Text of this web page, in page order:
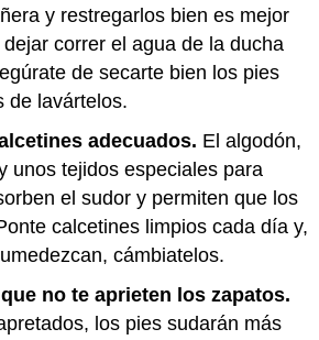
y restregarlos bien es mejor
correr el agua de la ducha
de secarte bien los pies
de lavártelos.
adecuados. El algodón,
unos tejidos especiales para
el sudor y permiten que los
calcetines limpios cada día y,
cámbiatelos.
no te aprieten los zapatos.
los pies sudarán más